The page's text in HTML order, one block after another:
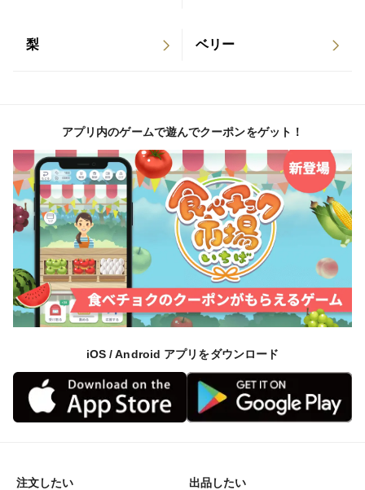
梨 ベリー
アプリ内のゲームで遊んでクーポンをゲット！
iOS / Android アプリをダウンロード
注文したい 出品したい